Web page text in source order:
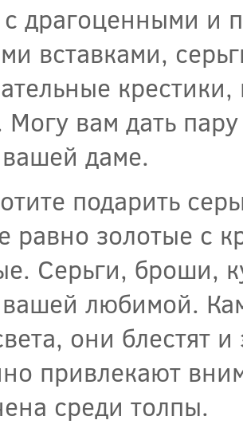
драгоценными и
вставками,
Могу вам дать
даме.
подарить
равно золотые с
Серьги, броши,
вашей любимой.
они блестят
привлекают
среди толпы.